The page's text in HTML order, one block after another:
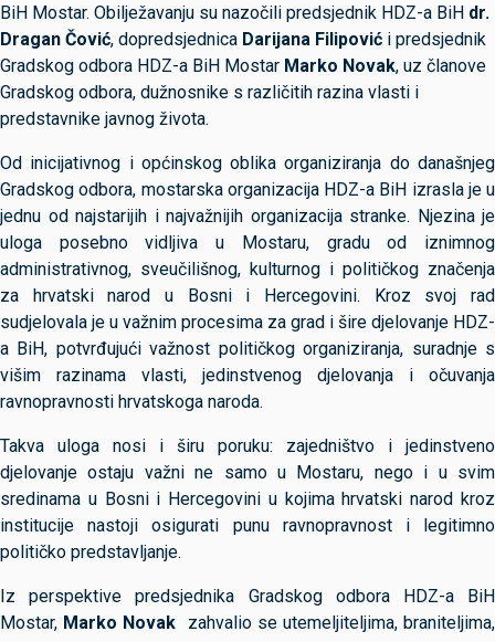
BiH Mostar. Obilježavanju su nazočili predsjednik HDZ-a BiH dr.
Dragan Čović, dopredsjednica Darijana Filipović i predsjednik
Gradskog odbora HDZ-a BiH Mostar Marko Novak, uz članove
Gradskog odbora, dužnosnike s različitih razina vlasti i
predstavnike javnog života.
Od inicijativnog i općinskog oblika organiziranja do današnjeg
Gradskog odbora, mostarska organizacija HDZ-a BiH izrasla je u
jednu od najstarijih i najvažnijih organizacija stranke. Njezina je
uloga posebno vidljiva u Mostaru, gradu od iznimnog
administrativnog, sveučilišnog, kulturnog i političkog značenja
za hrvatski narod u Bosni i Hercegovini. Kroz svoj rad
sudjelovala je u važnim procesima za grad i šire djelovanje HDZ-
a BiH, potvrđujući važnost političkog organiziranja, suradnje s
višim razinama vlasti, jedinstvenog djelovanja i očuvanja
ravnopravnosti hrvatskoga naroda.
Takva uloga nosi i širu poruku: zajedništvo i jedinstveno
djelovanje ostaju važni ne samo u Mostaru, nego i u svim
sredinama u Bosni i Hercegovini u kojima hrvatski narod kroz
institucije nastoji osigurati punu ravnopravnost i legitimno
političko predstavljanje.
Iz perspektive predsjednika Gradskog odbora HDZ-a BiH
Mostar, Marko Novak zahvalio se utemeljiteljima, braniteljima,